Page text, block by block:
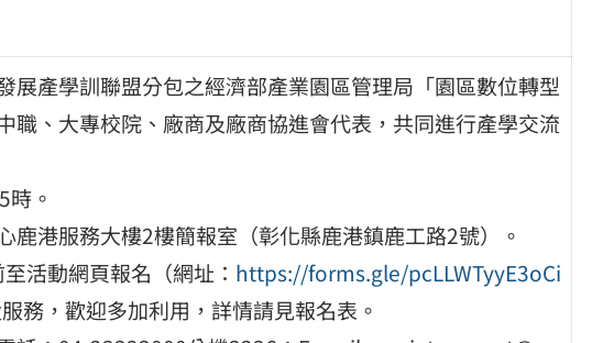
展產學訓聯盟分包之經濟部產業園區管理局「園區數位轉型
職、大專校院、廠商及廠商協進會代表，共同進行產學交流
。
鹿港服務大樓2樓簡報室（彰化縣鹿港鎮鹿工路2號）。
活動網頁報名（網址： https://forms.gle/pcLLWTyyE3oCi
務，歡迎多加利用，詳情請見報名表。